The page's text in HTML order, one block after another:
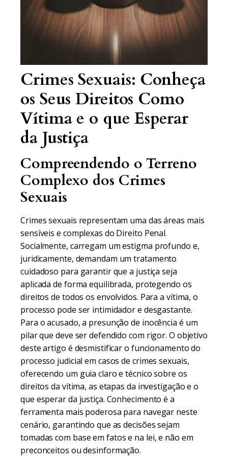
Crimes Sexuais: Conheça
os Seus Direitos Como
Vítima e o que Esperar
da Justiça
Compreendendo o Terreno
Complexo dos Crimes
Sexuais
Crimes sexuais representam uma das áreas mais
sensíveis e complexas do Direito Penal.
Socialmente, carregam um estigma profundo e,
juridicamente, demandam um tratamento
cuidadoso para garantir que a justiça seja
aplicada de forma equilibrada, protegendo os
direitos de todos os envolvidos. Para a vítima, o
processo pode ser intimidador e desgastante.
Para o acusado, a presunção de inocência é um
pilar que deve ser defendido com rigor. O objetivo
deste artigo é desmistificar o funcionamento do
processo judicial em casos de crimes sexuais,
oferecendo um guia claro e técnico sobre os
direitos da vítima, as etapas da investigação e o
que esperar da justiça. Conhecimento é a
ferramenta mais poderosa para navegar neste
cenário, garantindo que as decisões sejam
tomadas com base em fatos e na lei, e não em
preconceitos ou desinformação.